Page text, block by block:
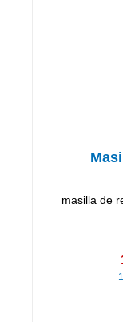
masilla de